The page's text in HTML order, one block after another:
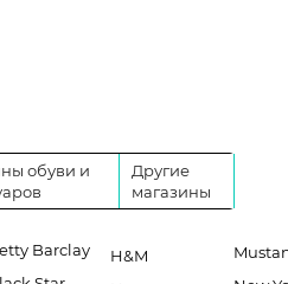
обуви и
Другие
магазины
Barclay
H&M